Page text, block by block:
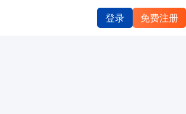
登录 免费注册